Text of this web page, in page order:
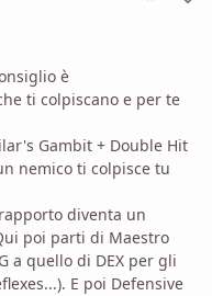
è
ti colpiscano e per te
Gambit + Double Hit
nemico ti colpisce tu
diventa un
poi parti di Maestro
a quello di DEX per gli
E poi Defensive